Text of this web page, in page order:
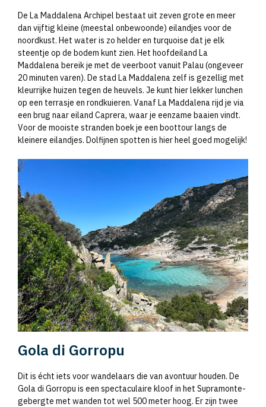
De La Maddalena Archipel bestaat uit zeven grote en meer
dan vijftig kleine (meestal onbewoonde) eilandjes voor de
noordkust. Het water is zo helder en turquoise dat je elk
steentje op de bodem kunt zien. Het hoofdeiland La
Maddalena bereik je met de veerboot vanuit Palau (ongeveer
20 minuten varen). De stad La Maddalena zelf is gezellig met
kleurrijke huizen tegen de heuvels. Je kunt hier lekker lunchen
op een terrasje en rondkuieren. Vanaf La Maddalena rijd je via
een brug naar eiland Caprera, waar je eenzame baaien vindt.
Voor de mooiste stranden boek je een boottour langs de
kleinere eilandjes. Dolfijnen spotten is hier heel goed mogelijk!
Gola di Gorropu
Dit is écht iets voor wandelaars die van avontuur houden. De
Gola di Gorropu is een spectaculaire kloof in het Supramonte-
gebergte met wanden tot wel 500 meter hoog. Er zijn twee